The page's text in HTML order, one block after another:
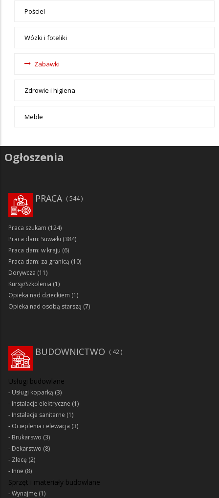
Pościel
Wózki i foteliki
Zabawki
Zdrowie i higiena
Meble
Ogłoszenia
PRACA 544
Praca szukam (124)
Praca dam: Suwałki (384)
Praca dam: w kraju (6)
Praca dam: za granicą (10)
Dorywcza (11)
Kursy/Szkolenia (1)
Opieka nad dzieckiem (1)
Opieka nad osobą starszą (7)
BUDOWNICTWO 42
Usługi budowlane
Usługi koparką (3)
Instalacje elektryczne (1)
Instalacje sanitarne (1)
Ocieplenia i elewacja (3)
Brukarswo (3)
Dekarstwo (8)
Zlecę (2)
Inne (8)
Sprzęt i materiały budowlane
Wynajmę (1)